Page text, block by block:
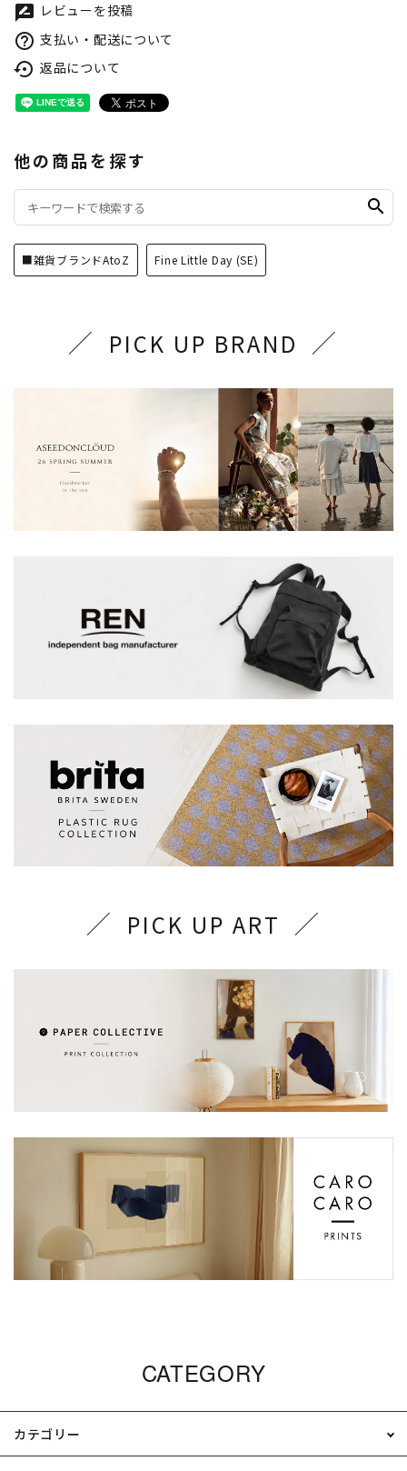
rate_review レビューを投稿
help_outline 支払い・配送について
settings_backup_restore 返品について
他の商品を探す
search
■雑貨ブランドAtoZ Fine Little Day (SE)
PICK UP BRAND
PICK UP ART
CATEGORY
カテゴリー